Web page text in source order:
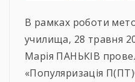
В рамках роботи
училища, 28 травня
Марія ПАНЬКІВ
«Популяризація